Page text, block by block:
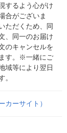
するよう心がけ
合がございま
ただくため、同
、同一のお届け
のキャンセルを
す。※一緒にご
域等により翌日
。
カーサイト）